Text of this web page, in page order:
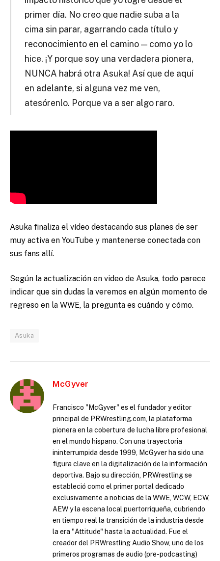
primer día. No creo que nadie suba a la
cima sin parar, agarrando cada título y
reconocimiento en el camino — como yo lo
hice. ¡Y porque soy una verdadera pionera,
NUNCA habrá otra Asuka! Así que de aquí
en adelante, si alguna vez me ven,
atesórenlo. Porque va a ser algo raro.
Asuka finaliza el vídeo destacando sus planes de ser
muy activa en YouTube y mantenerse conectada con
sus fans allí.
Según la actualización en video de Asuka, todo parece
indicar que sin dudas la veremos en algún momento de
regreso en la WWE, la pregunta es cuándo y cómo.
Asuka
McGyver
Francisco "McGyver" es el fundador y editor
principal de PRWrestling.com, la plataforma
pionera en la cobertura de lucha libre profesional
en el mundo hispano. Con una trayectoria
ininterrumpida desde 1999, McGyver ha sido una
figura clave en la digitalización de la información
deportiva. Bajo su dirección, PRWrestling se
estableció como el primer portal dedicado
exclusivamente a noticias de la WWE, WCW, ECW,
AEW y la escena local puertorriqueña, cubriendo
en tiempo real la transición de la industria desde
la era "Attitude" hasta la actualidad. Fue el
creador del PRWrestling Audio Show, uno de los
primeros programas de audio (pre-podcasting)